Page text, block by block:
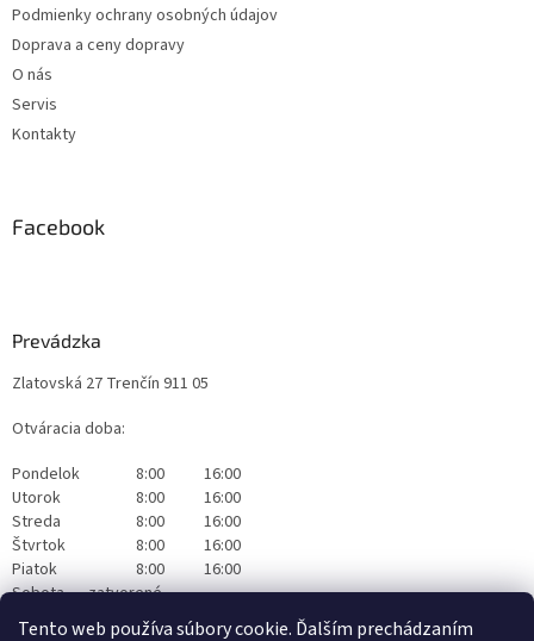
Tento web používa súbory cookie. Ďalším prechádzaním
Podmienky ochrany osobných údajov
Doprava a ceny dopravy
O nás
Servis
Kontakty
Facebook
Prevádzka
Zlatovská 27 Trenčín 911 05
Otváracia doba:
Pondelok
8:00
16:00
Utorok
8:00
16:00
Streda
8:00
16:00
Štvrtok
8:00
16:00
Piatok
8:00
16:00
Sobota
zatvorené
Nedeľa
zatvorené